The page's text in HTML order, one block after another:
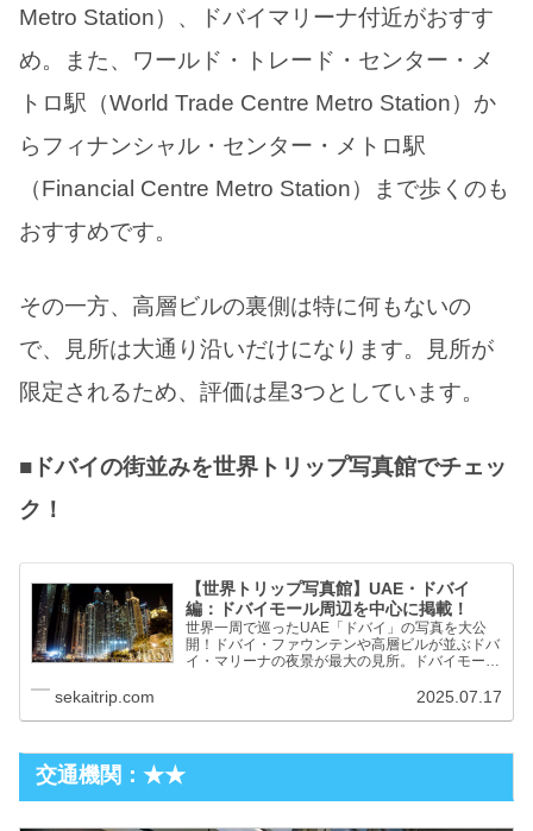
Metro Station）、ドバイマリーナ付近がおすす
め。また、ワールド・トレード・センター・メ
トロ駅（World Trade Centre Metro Station）か
らフィナンシャル・センター・メトロ駅
（Financial Centre Metro Station）まで歩くのも
おすすめです。
その一方、高層ビルの裏側は特に何もないの
で、見所は大通り沿いだけになります。見所が
限定されるため、評価は星3つとしています。
■ドバイの街並みを世界トリップ写真館でチェッ
ク！
【世界トリップ写真館】UAE・ドバイ
編：ドバイモール周辺を中心に掲載！
世界一周で巡ったUAE「ドバイ」の写真を大公
開！ドバイ・ファウンテンや高層ビルが並ぶドバ
イ・マリーナの夜景が最大の見所。ドバイモール
イ・ミュージアムなど観光スポットの写真も掲
sekaitrip.com 2025.07.17
交通機関：★★